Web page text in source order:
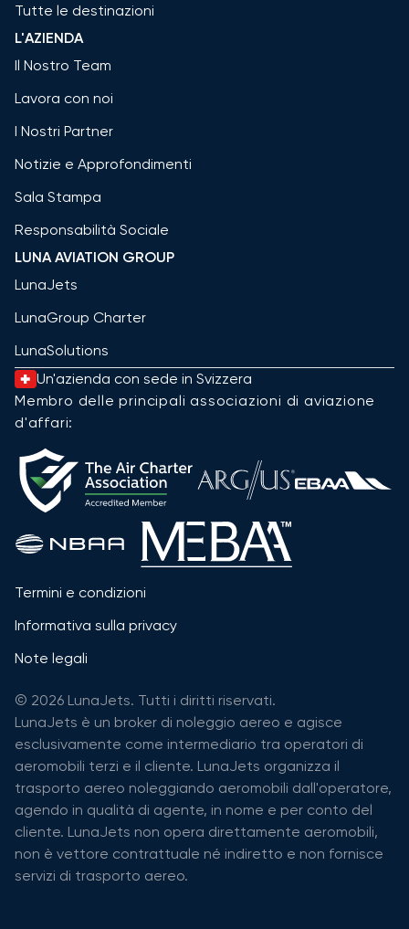
Tutte le destinazioni
L'AZIENDA
Il Nostro Team
Lavora con noi
I Nostri Partner
Notizie e Approfondimenti
Sala Stampa
Responsabilità Sociale
LUNA AVIATION GROUP
LunaJets
LunaGroup Charter
LunaSolutions
Un'azienda con sede in Svizzera
Membro delle principali associazioni di aviazione
d'affari:
Termini e condizioni
Informativa sulla privacy
Note legali
© 2026 LunaJets. Tutti i diritti riservati.
LunaJets è un broker di noleggio aereo e agisce
esclusivamente come intermediario tra operatori di
aeromobili terzi e il cliente. LunaJets organizza il
trasporto aereo noleggiando aeromobili dall'operatore,
agendo in qualità di agente, in nome e per conto del
cliente. LunaJets non opera direttamente aeromobili,
non è vettore contrattuale né indiretto e non fornisce
servizi di trasporto aereo.